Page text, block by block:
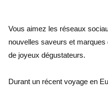
Vous aimez les réseaux
nouvelles saveurs et
de joyeux dégustateurs.
Durant un récent voyage en